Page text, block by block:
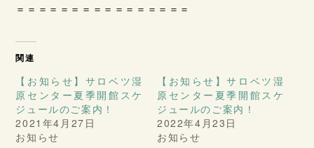
＝＝＝＝＝＝＝＝＝＝＝＝＝＝＝＝
関連
【お知らせ】サロベツ湿
原センター夏季開館スケ
ジュールのご案内！
2021年4月27日
お知らせ
【お知らせ】サロベツ湿
原センター夏季開館スケ
ジュールのご案内！
2022年4月23日
お知らせ